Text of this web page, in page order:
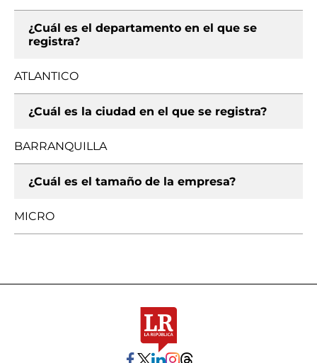
¿Cuál es el departamento en el que se
registra?
ATLANTICO
¿Cuál es la ciudad en el que se registra?
BARRANQUILLA
¿Cuál es el tamaño de la empresa?
MICRO